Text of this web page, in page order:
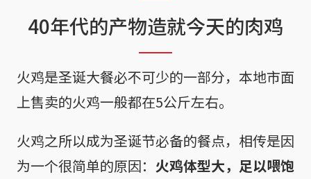
40年代的产物造就今天的肉鸡
火鸡是圣诞大餐必不可少的一部分，本地市面
上售卖的火鸡一般都在5公斤左右。
火鸡之所以成为圣诞节必备的餐点，相传是因
为一个很简单的原因： 火鸡体型大，足以喂饱